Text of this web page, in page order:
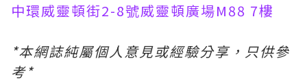
中環威靈頓街2-8號威靈頓廣場M88 7樓
*本網誌純屬個人意見或經驗分享，只供參
考*